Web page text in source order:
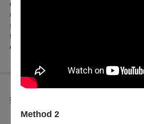
Method 2
detective turns to a retired superior who is
uncanny ability to perceive inner demons
suspect is seen fractured into seven
to a grim conclusion. Just as the truth is
danger strikes again.
折扣方案
【文化幣使用及相關活動說明】